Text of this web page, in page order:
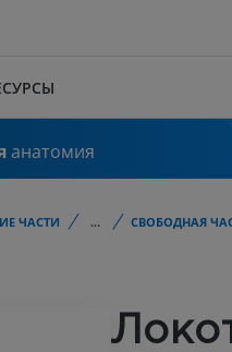
анатомия
ЧАСТИ ... СВОБОДНАЯ